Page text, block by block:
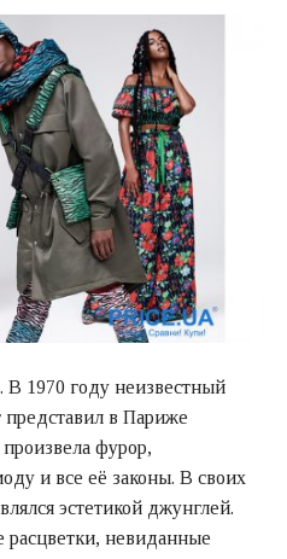
1970 году неизвестный
в Париже
фурор,
и все её законы. В своих
эстетикой джунглей.
невиданные